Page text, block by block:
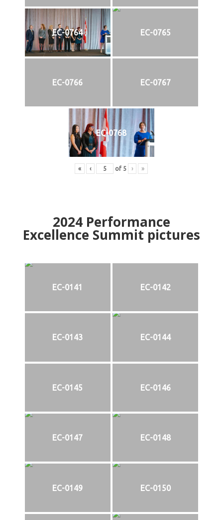
EC-0764 EC-0765
EC-0766 EC-0767
EC-0768
« ‹ of 5 › »
2024Performance
Excellence Summit pictures
EC-0141 EC-0142
EC-0143 EC-0144
EC-0145 EC-0146
EC-0147 EC-0148
EC-0149 EC-0150